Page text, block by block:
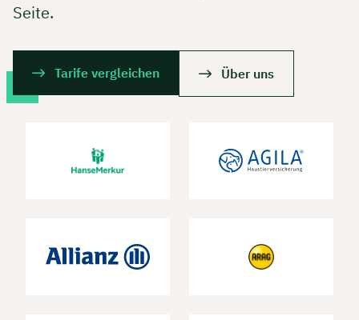
Seite.
Tarife vergleichen Über uns